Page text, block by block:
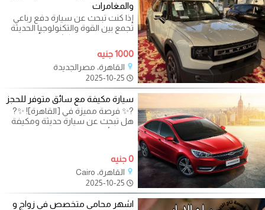
والمغامرات
إذا كنت تبحث عن سيارة دفع رباعي
تجمع بين القوة والتكنولوجيا الحديثة
للقيام برحلات استكشافية أو
1000 جنيه
القاهرة، مصرالجديدة
سيارة مكيفة مع سائق متوفر للحجز
?✨ فرصة مميزة في [القاهرة]! ✨?
هل تبحث عن سيارة حديثة ومكيفة
مع سائق محترف ومتدرب يتحدث
0 جنيه
القاهرة، Cairo
اشهر محامي متخصص في زواج و